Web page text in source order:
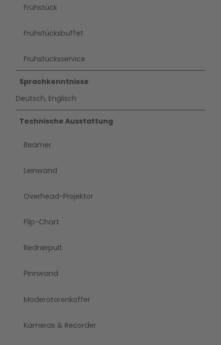
Frühstück
Frühstücksbuffet
Frühstücksservice
Sprachkenntnisse
Deutsch, Englisch
Technische Ausstattung
Beamer
Leinwand
Overhead-Projektor
Flip-Chart
Rednerpult
Pinnwand
Moderatorenkoffer
Kameras & Recorder